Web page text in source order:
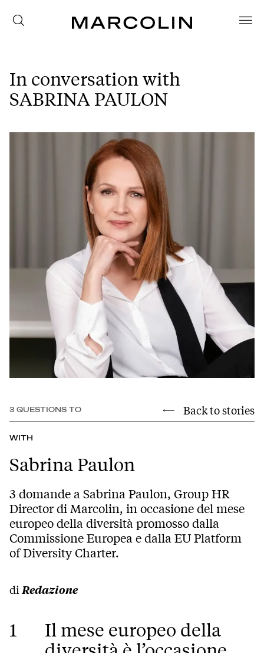
In conversation with
SABRINA PAULON
3 QUESTIONS TO Back to stories
WITH
Sabrina Paulon
3 domande a Sabrina Paulon, Group HR
Director di Marcolin, in occasione del mese
europeo della diversità promosso dalla
Commissione Europea e dalla EU Platform
of Diversity Charter.
di Redazione
1
Il mese europeo della